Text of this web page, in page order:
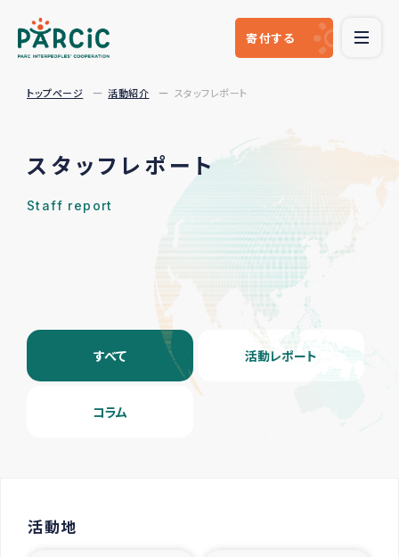
寄付する
トップページ 活動紹介 スタッフレポート
スタッフレポート
Staff report
すべて 活動レポート
コラム
活動地